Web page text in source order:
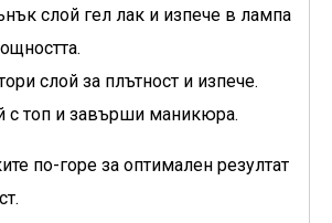
слой гел лак и изпече в лампа
слой за плътност и изпече.
с топ и завърши маникюра.
по-горе за оптимален резултат